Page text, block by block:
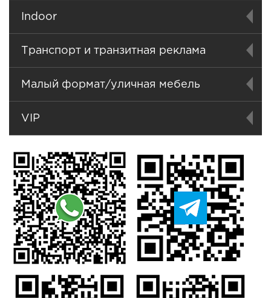
Indoor
Транспорт и транзитная реклама
Малый формат/уличная мебель
VIP